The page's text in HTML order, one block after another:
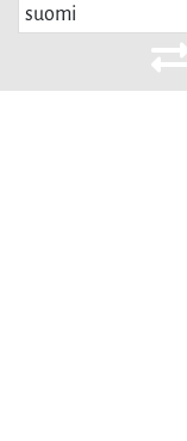
suomi